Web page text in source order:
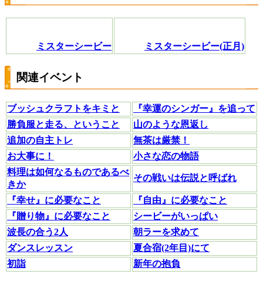
ミスターシービー ミスターシービー(正月)
関連イベント
ブッシュクラフトをキミと
『幸運のシンガー』を追って
勝負服と走る、ということ
山のような恩返し
追加の自主トレ
無茶は厳禁！
お大事に！
小さな恋の物語
料理は如何なるものであるべ
きか
その戦いは伝説と呼ばれ
『幸せ』に必要なこと
『自由』に必要なこと
『贈り物』に必要なこと
シービーがいっぱい
波長の合う2人
朝ラーを求めて
ダンスレッスン
夏合宿(2年目)にて
初詣
新年の抱負